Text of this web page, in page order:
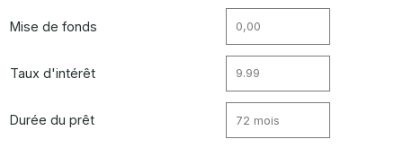
Mise de fonds
Taux d'intérêt
Durée du prêt